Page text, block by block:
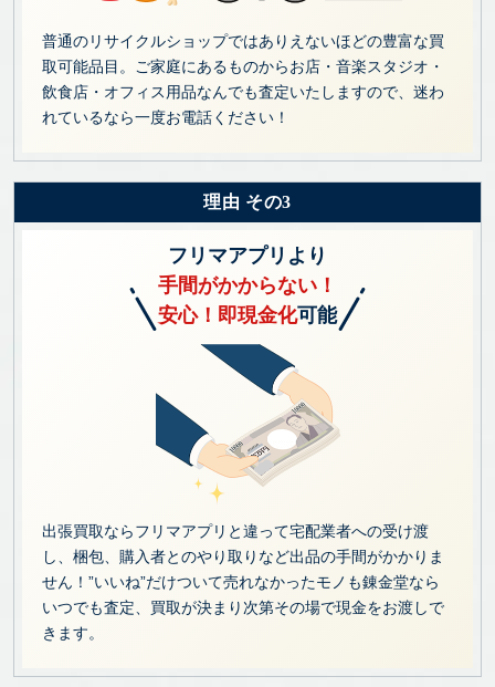
普通のリサイクルショップではありえないほどの豊富な買
取可能品目。ご家庭にあるものからお店・音楽スタジオ・
飲食店・オフィス用品なんでも査定いたしますので、迷わ
れているなら一度お電話ください！
理由 その3
フリマアプリより
手間がかからない！
安心！即現金化可能
出張買取ならフリマアプリと違って宅配業者への受け渡
し、梱包、購入者とのやり取りなど出品の手間がかかりま
せん！”いいね”だけついて売れなかったモノも錬金堂なら
いつでも査定、買取が決まり次第その場で現金をお渡しで
きます。